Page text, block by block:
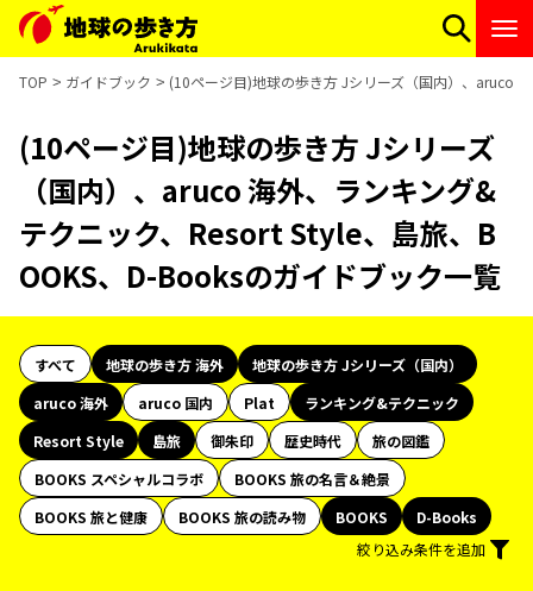
TOP ガイドブック (10ページ目)地球の歩き方 Jシリーズ（国内）、aruco
(10ページ目)地球の歩き方 Jシリーズ
（国内）、aruco 海外、ランキング&
テクニック、Resort Style、島旅、B
OOKS、D-Booksのガイドブック一覧
すべて 地球の歩き方 海外
地球の歩き方 Jシリーズ（国内）
aruco 海外
aruco 国内 Plat
ランキング&テクニック
Resort Style
島旅 御朱印 歴史時代
旅の図鑑
BOOKS スペシャルコラボ
BOOKS 旅の名言＆絶景
BOOKS 旅と健康
BOOKS 旅の読み物 BOOKS
D-Books
絞り込み条件を追加